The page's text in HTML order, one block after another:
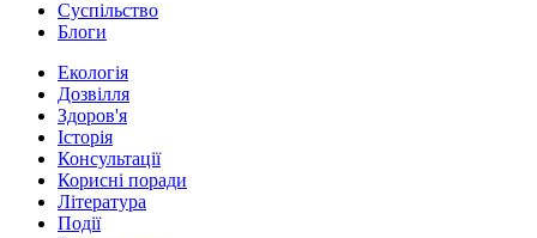
Суспільство
Блоги
Екологія
Дозвілля
Здоров'я
Історія
Консультації
Корисні поради
Література
Події